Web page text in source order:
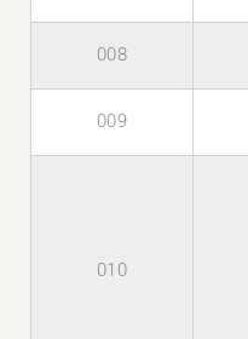
008
009
010